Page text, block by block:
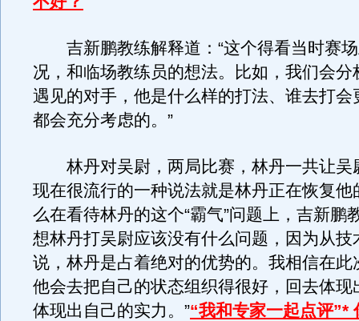
吉新鹏教练解释道：“这个得看当时赛场
况，和临场教练员的想法。比如，我们会分
遇见的对手，他是什么样的打法、谁去打会
都会充分考虑的。”
林丹对吴尉，两局比赛，林丹一共让吴
现在很流行的一种说法就是林丹正在恢复他
么在看待林丹的这个“霸气”问题上，吉新鹏
想林丹打吴尉应该没有什么问题，因为从技
说，林丹是占着绝对的优势的。我相信在此
他会去把自己的状态组织得很好，回去体现
体现出自己的实力。”“我和专家一起点评”*